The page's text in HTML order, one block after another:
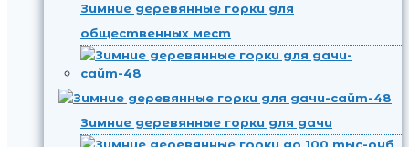
Зимние деревянные горки для
общественных мест
Зимние деревянные горки для дачи